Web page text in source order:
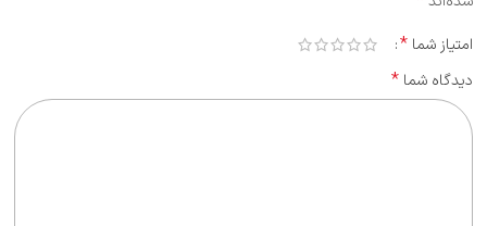
امتیاز شما *
دیدگاه شما *